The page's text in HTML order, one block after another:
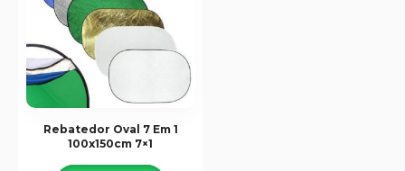
Rebatedor Oval 7 Em 1
100x150cm 7×1